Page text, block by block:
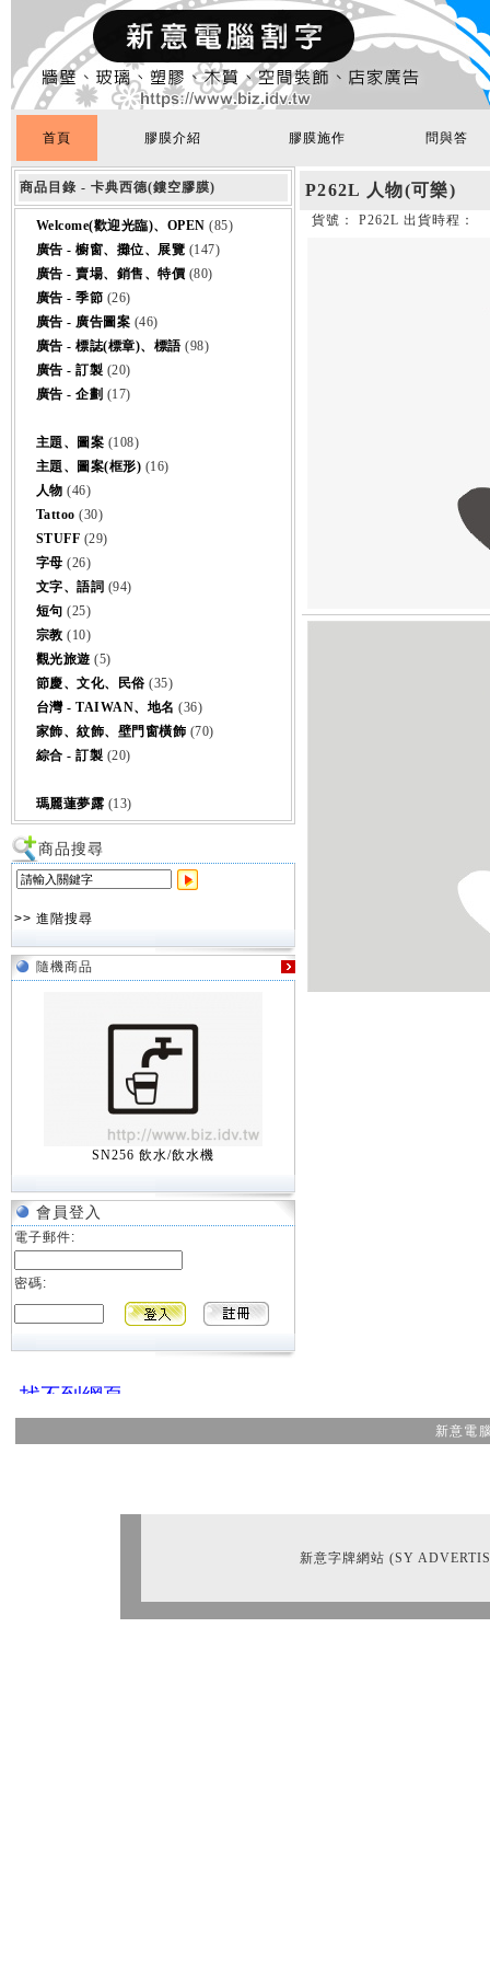
首頁 膠膜介紹 膠膜施作 問與答
商品目錄 - 卡典西德(鏤空膠膜)
Welcome(歡迎光臨)、OPEN (85)
廣告 - 櫥窗、攤位、展覽 (147)
廣告 - 賣場、銷售、特價 (80)
廣告 - 季節 (26)
廣告 - 廣告圖案 (46)
廣告 - 標誌(標章)、標語(98)
廣告 - 訂製 (20)
廣告 - 企劃 (17)
主題、圖案 (108)
主題、圖案(框形) (16)
人物 (46)
Tattoo (30)
STUFF (29)
字母 (26)
文字、語詞 (94)
短句 (25)
宗教 (10)
觀光旅遊 (5)
節慶、文化、民俗 (35)
台灣 - TAIWAN、地名 (36)
家飾、紋飾、壁門窗橫飾 (70)
綜合 - 訂製 (20)
瑪麗蓮夢露 (13)
商品搜尋
>> 進階搜尋
隨機商品
SN256 飲水/飲水機
會員登入
電子郵件:
密碼:
P262L 人物(可樂)
貨號： P262L 出貨時程：
新意電
新意字牌網站 (SY